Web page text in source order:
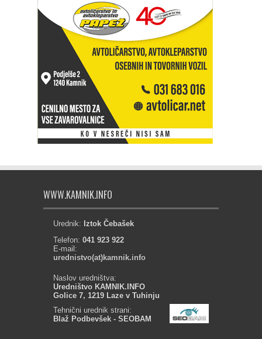
WWW.KAMNIK.INFO
Urednik: Iztok Čebašek
Telefon: 041 923 922
E-mail:
urednistvo(at)kamnik.info
Naslov uredništva:
Uredništvo KAMNIK.INFO
Golice 7, 1219 Laze v Tuhinju
Tehnični urednik strani:
Blaž Podbevšek - SEOBAM